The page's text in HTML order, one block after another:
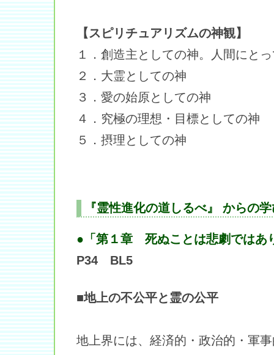
【スピリチュアリズムの神観】
１．創造主としての神。人間にと
２．大霊としての神
３．愛の始原としての神
４．究極の理想・目標としての神
５．摂理としての神
『霊性進化の道しるべ』 からの
●「第１章 死ぬことは悲劇ではあ
P34 BL5
■地上の不公平と霊の公平
地上界には、経済的・政治的・軍